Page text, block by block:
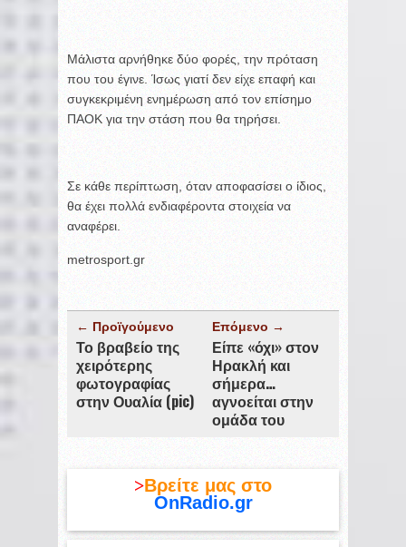
Μάλιστα αρνήθηκε δύο φορές, την πρόταση
που του έγινε. Ίσως γιατί δεν είχε επαφή και
συγκεκριμένη ενημέρωση από τον επίσημο
ΠΑΟΚ για την στάση που θα τηρήσει.
Σε κάθε περίπτωση, όταν αποφασίσει ο ίδιος,
θα έχει πολλά ενδιαφέροντα στοιχεία να
αναφέρει.
metrosport.gr
← Προϊγούμενο
Το βραβείο της
χειρότερης
φωτογραφίας
στην Ουαλία (pic)
Επόμενο →
Είπε «όχι» στον
Ηρακλή και
σήμερα…
αγνοείται στην
ομάδα του
>Βρείτε μας στο
OnRadio.gr